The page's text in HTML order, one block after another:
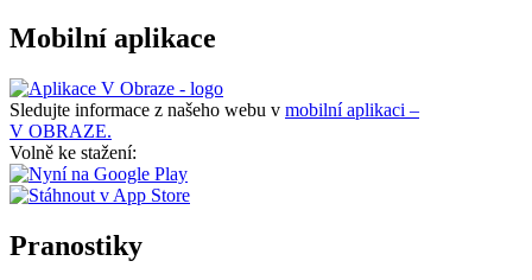
Mobilní aplikace
Sledujte informace z našeho webu v mobilní aplikaci –
V OBRAZE.
Volně ke stažení:
Pranostiky